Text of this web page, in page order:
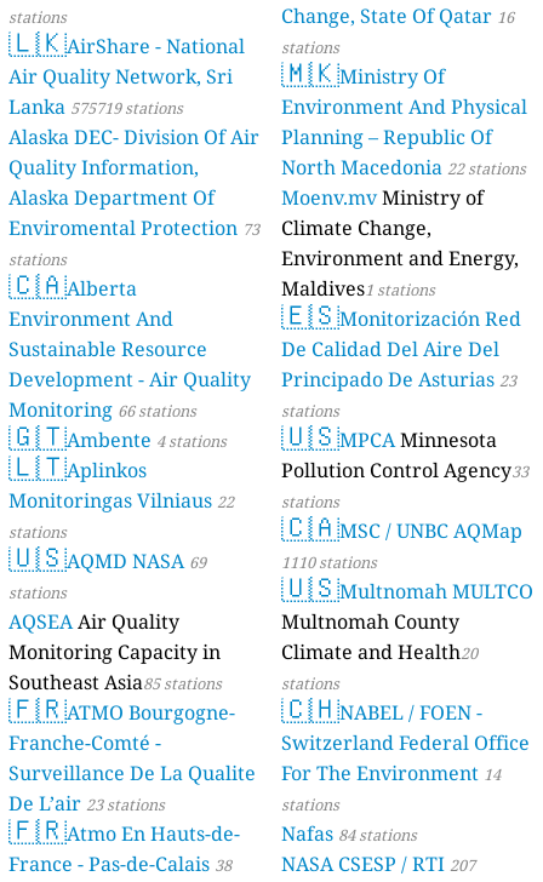
stations
🇱🇰AirShare - National
Air Quality Network, Sri
Lanka 575719 stations
Alaska DEC- Division Of Air
Quality Information,
Alaska Department Of
Enviromental Protection 73
stations
🇨🇦Alberta
Environment And
Sustainable Resource
Development - Air Quality
Monitoring 66 stations
🇬🇹Ambente 4 stations
🇱🇹Aplinkos
Monitoringas Vilniaus 22
stations
🇺🇸AQMD NASA 69
stations
AQSEAAir Quality
Monitoring Capacity in
Southeast Asia85 stations
🇫🇷ATMO Bourgogne-
Franche-Comté -
Surveillance De La Qualite
De L’air 23 stations
🇫🇷Atmo En Hauts-de-
France - Pas-de-Calais 38
Change, State Of Qatar 16
stations
🇲🇰Ministry Of
Environment And Physical
Planning – Republic Of
North Macedonia 22 stations
Moenv.mvMinistry of
Climate Change,
Environment and Energy,
Maldives1 stations
🇪🇸Monitorización Red
De Calidad Del Aire Del
Principado De Asturias 23
stations
🇺🇸MPCAMinnesota
Pollution Control Agency33
stations
🇨🇦MSC / UNBC AQMap
1110 stations
🇺🇸Multnomah MULTCO
Multnomah County
Climate and Health20
stations
🇨🇭NABEL / FOEN -
Switzerland Federal Office
For The Environment 14
stations
Nafas 84 stations
NASA CSESP / RTI 207